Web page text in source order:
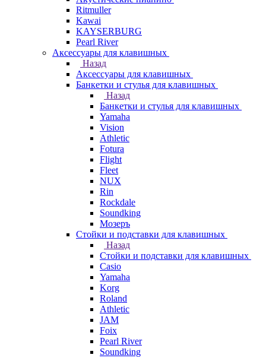
Ritmuller
Kawai
KAYSERBURG
Pearl River
Аксессуары для клавишных
Назад
Аксессуары для клавишных
Банкетки и стулья для клавишных
Назад
Банкетки и стулья для клавишных
Yamaha
Vision
Athletic
Fotura
Flight
Fleet
NUX
Rin
Rockdale
Soundking
Мозеръ
Стойки и подставки для клавишных
Назад
Стойки и подставки для клавишных
Casio
Yamaha
Korg
Roland
Athletic
JAM
Foix
Pearl River
Soundking